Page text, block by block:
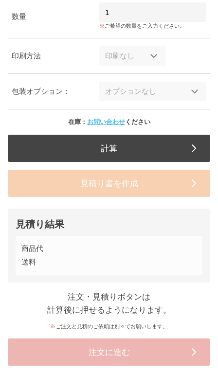
数量
ご希望の数量をご入力ください。
印刷方法
包装オプション：
在庫： お問い合わせください
計算
見積り書を作成
見積り結果
商品代
送料
注文・見積りボタンは
計算後に押せるようになります。
ご注文と見積のご依頼は別々でお願いします。
注文に進む